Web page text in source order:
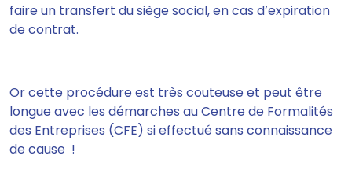
faire un transfert du siège social, en cas d’expiration
de contrat.
Or cette procédure est très couteuse et peut être
longue avec les démarches au Centre de Formalités
des Entreprises (CFE) si effectué sans connaissance
de cause !